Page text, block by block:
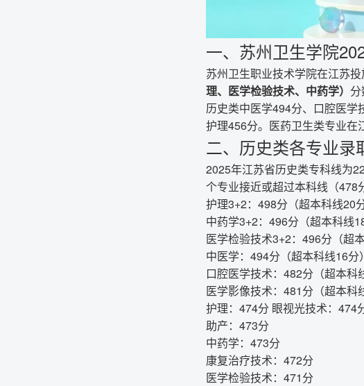
一、苏州卫生学院
苏州卫生职业技术学院在江苏
理、医学检验技术、中药学） 分
历史类中医学494分、口腔医学
护理456分。医药卫生类专业在
二、历史类各专业录
2025年江苏省历史类专科线为
个专业接近或超过本科线（478
护理3+2：498分（超本科线20
中药学3+2：496分（超本科线
医学检验技术3+2：496分（超
中医学：494分（超本科线16分
口腔医学技术：482分（超本科
医学影像技术：481分（超本科
护理：474分 眼视光技术：474
助产：473分
中药学：473分
康复治疗技术：472分
医学检验技术：471分